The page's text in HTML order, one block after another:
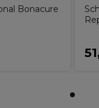
Bonacure